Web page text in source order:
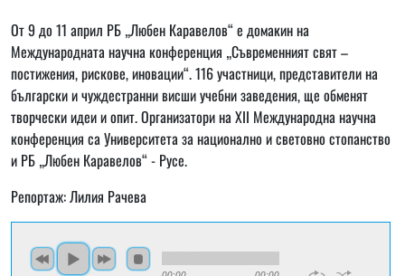
От 9 до 11 април РБ „Любен Каравелов“ е домакин на
Международната научна конференция „Съвременният свят –
постижения, рискове, иновации“. 116 участници, представители на
български и чуждестранни висши учебни заведения, ще обменят
творчески идеи и опит. Организатори на ХII Международна научна
конференция са Университета за национално и световно стопанство
и РБ „Любен Каравелов“ - Русе.
Репортаж: Лилия Рачева